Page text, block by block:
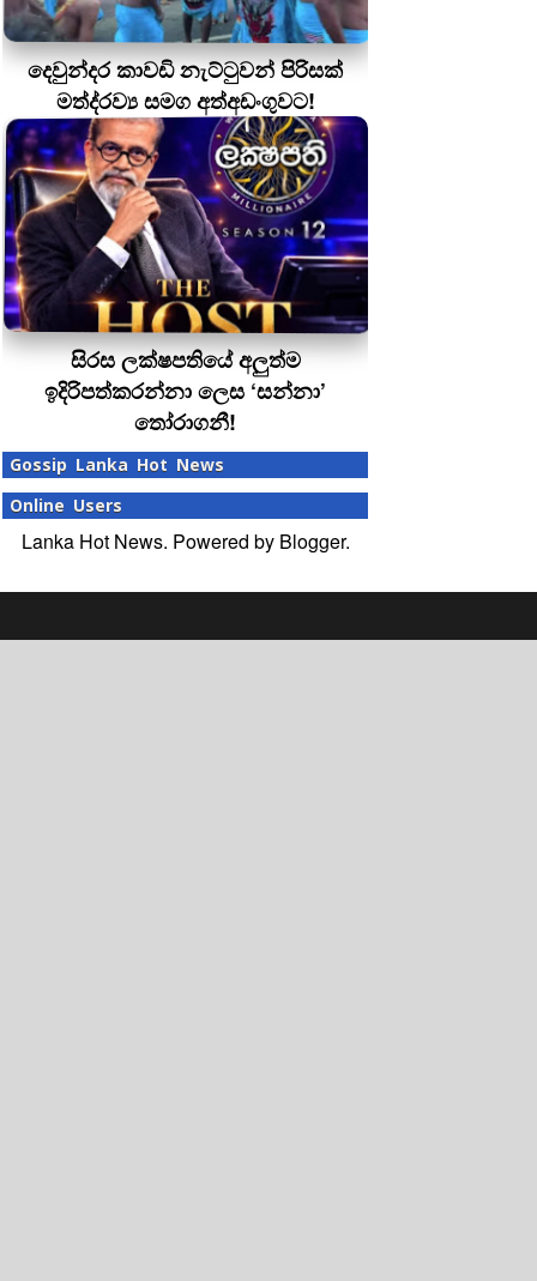
දෙවුන්දර කාවඩි නැට්ටුවන් පිරිසක්
මත්ද‍්‍රව්‍ය සමග අත්අඩංගුවට!
සිරස ලක්ෂපතියේ අලුත්ම
ඉදිරිපත්කරන්නා ලෙස ‘සන්නා’
තෝරාගනී!
Gossip Lanka Hot News
Online Users
Lanka Hot News. Powered by Blogger.